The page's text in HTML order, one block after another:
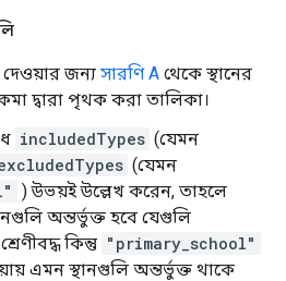
দেওয়ার জন্য সারণি A থেকে স্থানের
দ্বারা পৃথক করা তালিকা।
includedTypes (যেমন
(যেমন
) উভয়ই উল্লেখ করেন, তাহলে
অন্তর্ভুক্ত হবে যেগুলি
কিন্তু "primary_school"
এমন স্থানগুলি অন্তর্ভুক্ত থাকে